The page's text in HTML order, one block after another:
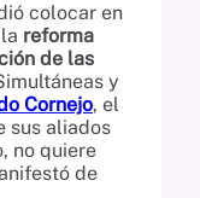
colocar en
reforma
de las
y
Cornejo, el
sus aliados
no quiere
de